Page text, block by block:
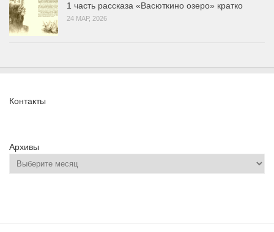
1 часть рассказа «Васюткино озеро» кратко
24 МАР, 2026
Контакты
Архивы